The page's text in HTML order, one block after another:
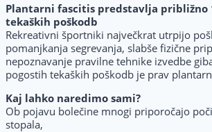
Plantarni fascitis predstavlja približno
tekaških poškodb
Rekreativni športniki največkrat utrpijo
pomanjkanja segrevanja, slabše fizične
nepoznavanje pravilne tehnike izvedbe
pogostih tekaških poškodb je prav
Kaj lahko naredimo sami?
Ob pojavu bolečine mnogi priporočajo
stopala,